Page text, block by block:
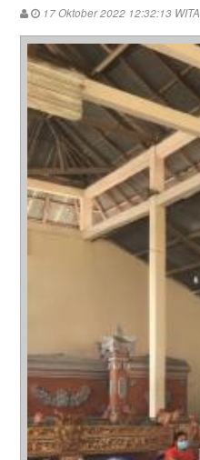
17 Oktober 2022 12:32:13 WITA